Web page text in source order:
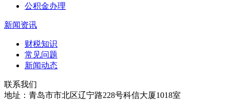
公积金办理
新闻资讯
财税知识
常见问题
新闻动态
联系我们
地址：青岛市市北区辽宁路228号科信大厦1018室